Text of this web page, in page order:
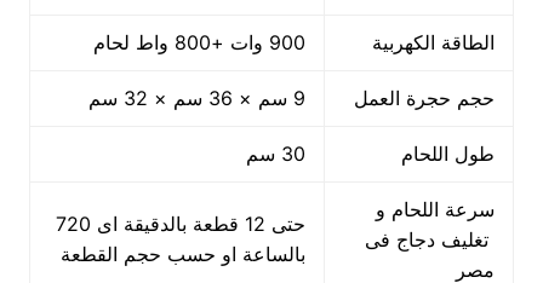
الطاقة الكهربية 900 وات +800 واط لحام
حجم حجرة العمل 9 سم × 36 سم × 32 سم
طول اللحام 30 سم
سرعة اللحام و
تغليف دجاج فى
مصر
حتى 12 قطعة بالدقيقة اى 720
بالساعة او حسب حجم القطعة